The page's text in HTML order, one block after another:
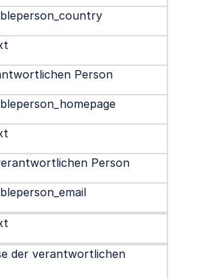
Person
Person
der verantwortlichen